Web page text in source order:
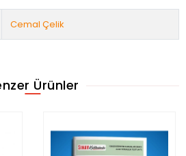
Cemal Çelik
Ürünler